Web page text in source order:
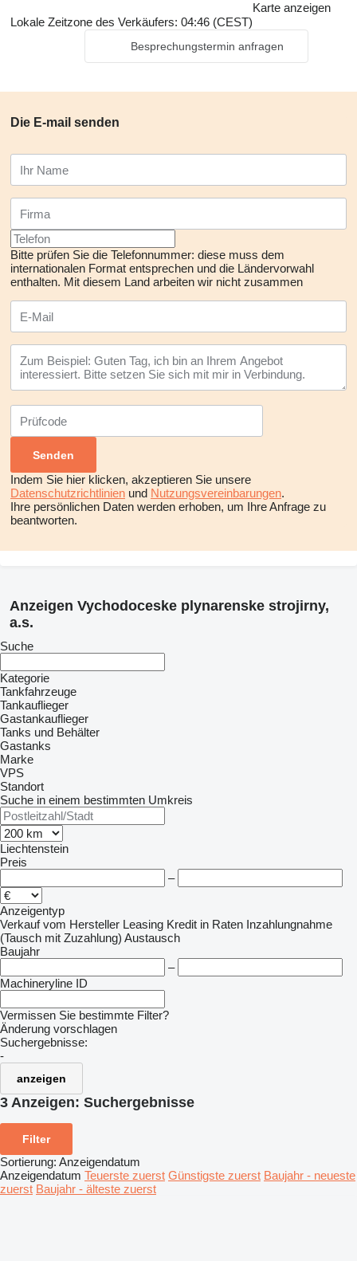
Karte anzeigen
Lokale Zeitzone des Verkäufers: 04:46 (CEST)
Besprechungstermin anfragen
Die E-mail senden
Bitte prüfen Sie die Telefonnummer: diese muss dem
internationalen Format entsprechen und die Ländervorwahl
enthalten. Mit diesem Land arbeiten wir nicht zusammen
Indem Sie hier klicken, akzeptieren Sie unsere
Datenschutzrichtlinien und Nutzungsvereinbarungen.
Ihre persönlichen Daten werden erhoben, um Ihre Anfrage zu
beantworten.
Anzeigen Vychodoceske plynarenske strojirny,
a.s.
Suche
Kategorie
Tankfahrzeuge
Tankauflieger
Gastankauflieger
Tanks und Behälter
Gastanks
Marke
VPS
Standort
Suche in einem bestimmten Umkreis
Liechtenstein
Preis
–
Anzeigentyp
Verkauf vom Hersteller Leasing Kredit in Raten Inzahlungnahme
(Tausch mit Zuzahlung) Austausch
Baujahr
–
Machineryline ID
Vermissen Sie bestimmte Filter?
Änderung vorschlagen
Suchergebnisse:
-
anzeigen
3 Anzeigen: Suchergebnisse
Filter
Sortierung: Anzeigendatum
Anzeigendatum Teuerste zuerst Günstigste zuerst Baujahr - neueste
zuerst Baujahr - älteste zuerst